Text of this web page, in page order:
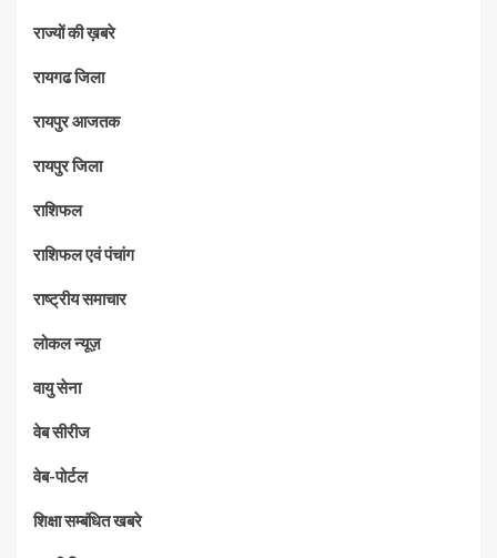
राज्यों की ख़बरे
रायगढ जिला
रायपुर आजतक
रायपुर जिला
राशिफल
राशिफल एवं पंचांग
राष्ट्रीय समाचार
लोकल न्यूज़
वायु सेना
वेब सीरीज
वेब-पोर्टल
शिक्षा सम्बंधित खबरे